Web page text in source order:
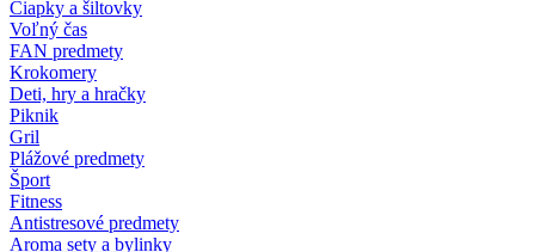
Čiapky a šiltovky
Voľný čas
FAN predmety
Krokomery
Deti, hry a hračky
Piknik
Gril
Plážové predmety
Šport
Fitness
Antistresové predmety
Aroma sety a bylinky